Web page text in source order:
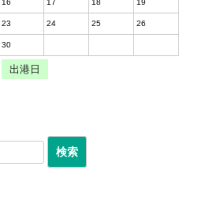
16 17 18 19
23 24 25 26
30
出港日